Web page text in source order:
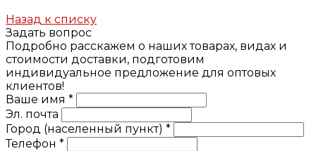
Назад к списку
Задать вопрос
Подробно расскажем о наших товарах, видах и
стоимости доставки, подготовим
индивидуальное предложение для оптовых
клиентов!
Ваше имя *
Эл. почта
Город (населенный пункт) *
Телефон *